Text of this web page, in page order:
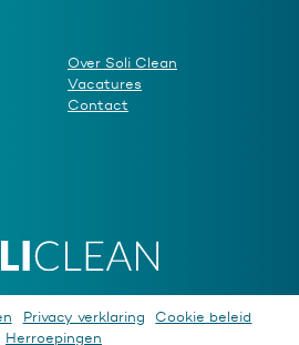
Over Soli Clean
Vacatures
Contact
Privacy verklaring
Cookie beleid
Herroepingen